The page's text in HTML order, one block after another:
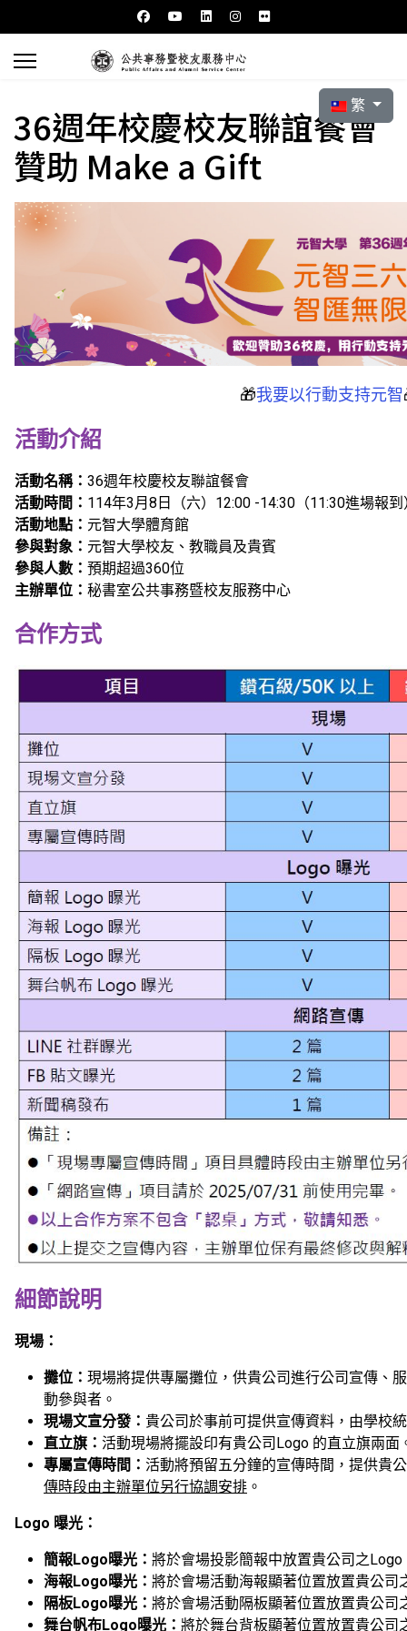
選擇你的語言
繁
36週年校慶校友聯誼餐會
贊助 Make a Gift
🎁我要以行動支持元智
活動介紹
活動名稱： 36週年校慶校友聯誼餐會
活動時間： 114年3月8日（六）12:00 -14:30（11:30進場報到
活動地點： 元智大學體育館
參與對象： 元智大學校友、教職員及貴賓
參與人數： 預期超過360位
主辦單位： 秘書室公共事務暨校友服務中心
合作方式
細節說明
現場：­
攤位： 現場將提供專屬攤位，供貴公司進行公司宣傳、
動參與者。
現場文宣分發： 貴公司於事前可提供宣傳資料，由學校
直立旗： 活動現場將擺設印有貴公司Logo 的直立旗兩面
專屬宣傳時間： 活動將預留五分鐘的宣傳時間，提供貴
傳時段由主辦單位另行協調安排 。
Logo 曝光：
簡報Logo曝光： 將於會場投影簡報中放置貴公司之Logo
海報Logo曝光： 將於會場活動海報顯著位置放置貴公司
隔板Logo曝光： 將於會場活動隔板顯著位置放置貴公司
舞台帆布Logo曝光： 將於舞台背板顯著位置放置貴公司